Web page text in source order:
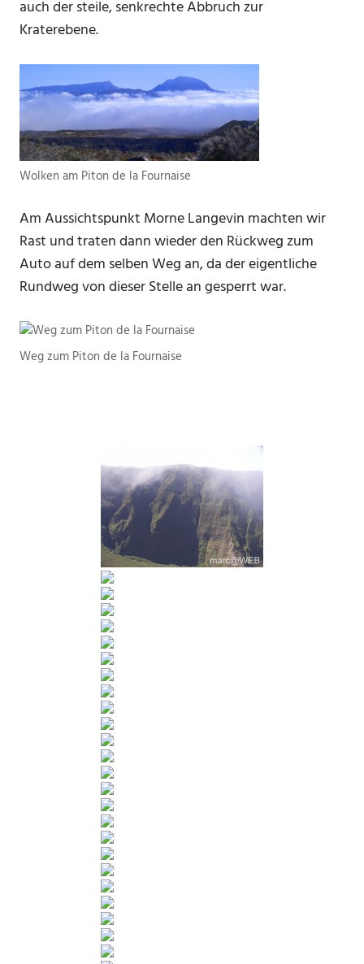
auch der steile, senkrechte Abbruch zur
Kraterebene.
Wolken am Piton de la Fournaise
Am Aussichtspunkt Morne Langevin machten wir
Rast und traten dann wieder den Rückweg zum
Auto auf dem selben Weg an, da der eigentliche
Rundweg von dieser Stelle an gesperrt war.
Weg zum Piton de la Fournaise